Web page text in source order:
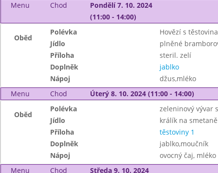
Menu Chod
Pondělí 7. 10. 2024
(11:00 - 14:00)
Oběd
Polévka
Hovězí s
Jídlo
plněné
Příloha
steril. zelí
Doplněk
jablko
Nápoj
džus,mléko
Menu
Chod Úterý 8. 10. 2024 (11:00 - 14:00)
Oběd
Polévka
zeleninový vývar
Jídlo
králík na smetaně
Příloha
těstoviny 1
Doplněk
jablko,moučník
Nápoj
ovocný čaj, mléko
Menu
Chod
Středa 9. 10. 2024